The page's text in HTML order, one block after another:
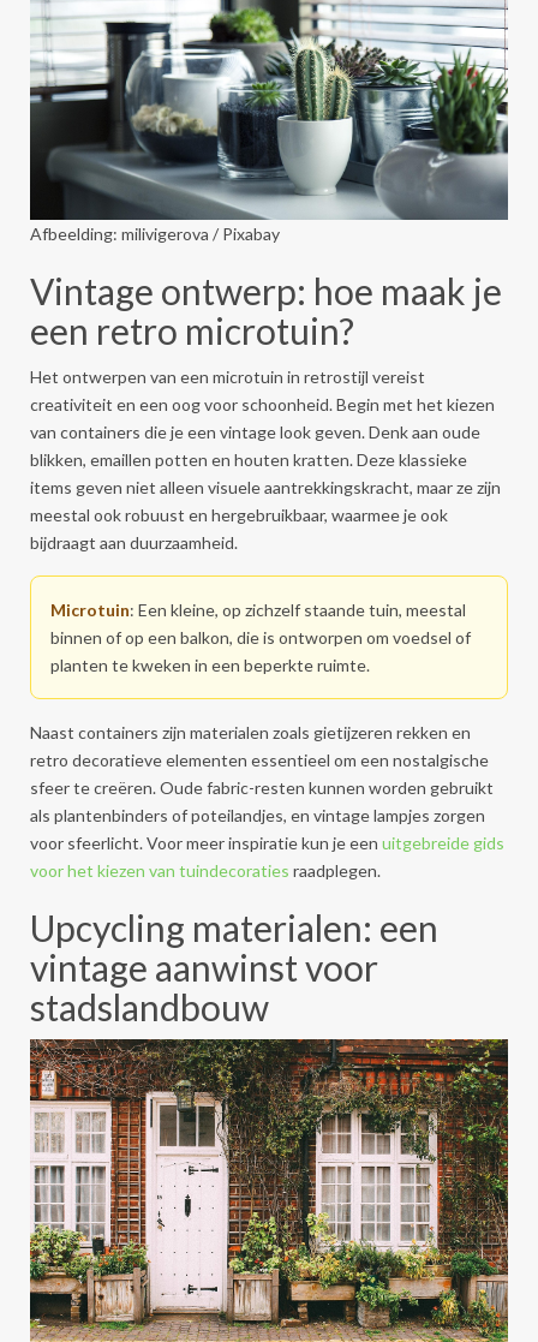
Afbeelding: milivigerova / Pixabay
Vintage ontwerp: hoe maak je
een retro microtuin?
Het ontwerpen van een microtuin in retrostijl vereist
creativiteit en een oog voor schoonheid. Begin met het kiezen
van containers die je een vintage look geven. Denk aan oude
blikken, emaillen potten en houten kratten. Deze klassieke
items geven niet alleen visuele aantrekkingskracht, maar ze zijn
meestal ook robuust en hergebruikbaar, waarmee je ook
bijdraagt aan duurzaamheid.
Microtuin: Een kleine, op zichzelf staande tuin, meestal
binnen of op een balkon, die is ontworpen om voedsel of
planten te kweken in een beperkte ruimte.
Naast containers zijn materialen zoals gietijzeren rekken en
retro decoratieve elementen essentieel om een nostalgische
sfeer te creëren. Oude fabric-resten kunnen worden gebruikt
als plantenbinders of poteilandjes, en vintage lampjes zorgen
voor sfeerlicht. Voor meer inspiratie kun je een uitgebreide gids
voor het kiezen van tuindecoraties raadplegen.
Upcycling materialen: een
vintage aanwinst voor
stadslandbouw